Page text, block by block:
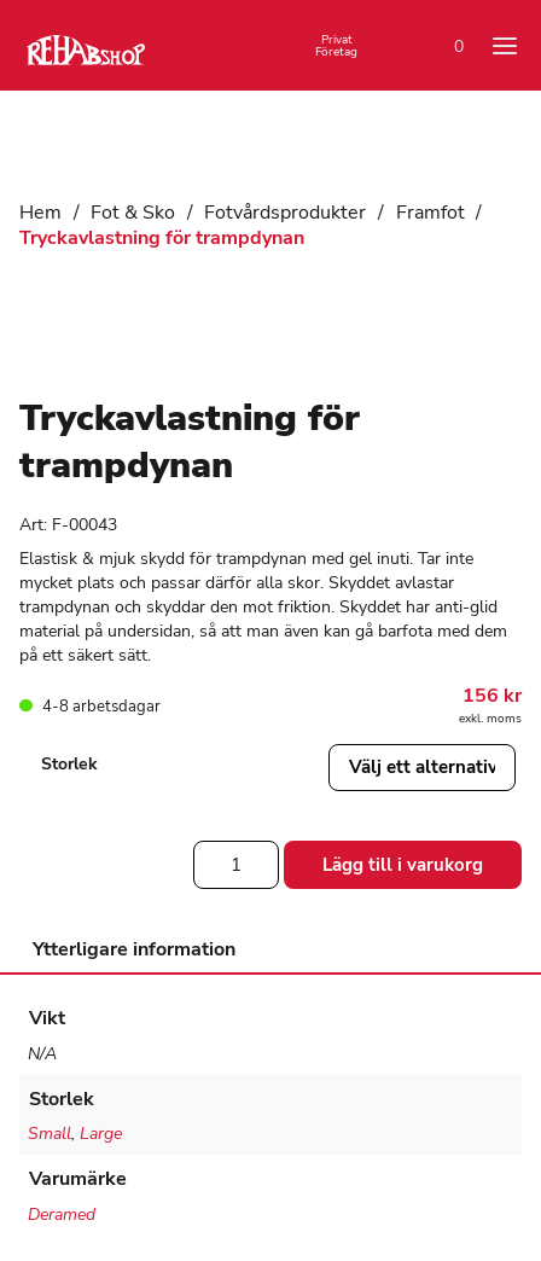
0
Privat
Företag
Hem / Fot & Sko / Fotvårdsprodukter / Framfot /
Tryckavlastning för trampdynan
Tryckavlastning för
trampdynan
Art: F-00043
Elastisk & mjuk skydd för trampdynan med gel inuti. Tar inte
mycket plats och passar därför alla skor. Skyddet avlastar
trampdynan och skyddar den mot friktion. Skyddet har anti-glid
material på undersidan, så att man även kan gå barfota med dem
på ett säkert sätt.
4-8 arbetsdagar 156 kr
exkl. moms
Storlek
Tryckavlastning
trampdynan
Lägg till i varukorg
Ytterligare information
Vikt
N/A
Storlek
Small, Large
Varumärke
Deramed